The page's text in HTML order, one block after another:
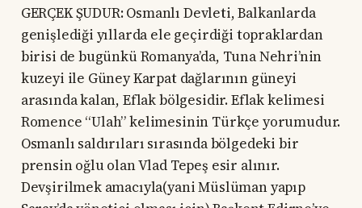
GERÇEK ŞUDUR: Osmanlı Devleti, Balkanlarda
genişlediği yıllarda ele geçirdiği topraklardan
birisi de bugünkü Romanya’da, Tuna Nehri’nin
kuzeyi ile Güney Karpat dağlarının güneyi
arasında kalan, Eflak bölgesidir. Eflak kelimesi
Romence “Ulah” kelimesinin Türkçe yorumudur.
Osmanlı saldırıları sırasında bölgedeki bir
prensin oğlu olan Vlad Tepeş esir alınır.
Devşirilmek amacıyla(yani Müslüman yapıp